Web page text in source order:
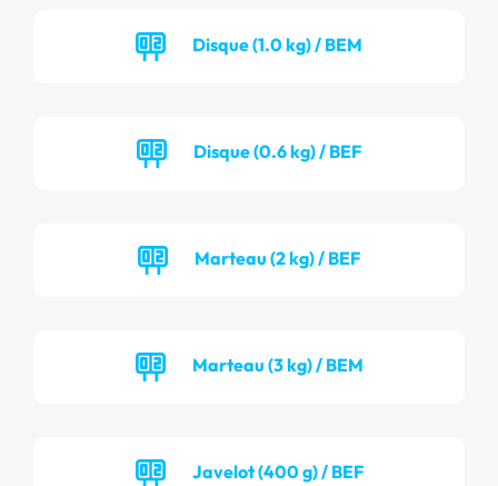
Disque (1.0 kg) / BEM
Disque (0.6 kg) / BEF
Marteau (2 kg) / BEF
Marteau (3 kg) / BEM
Javelot (400 g) / BEF